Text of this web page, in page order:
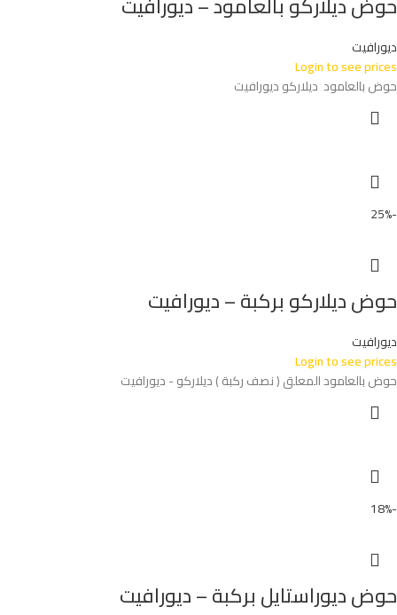
ديورافيت
Login to see prices
حوض بالعامود ديلاركو ديورافيت
-25%
حوض ديلاركو بركبة – ديورافيت
ديورافيت
Login to see prices
حوض بالعامود المعلق ( نصف ركبة ) ديلاركو - ديورافيت
-18%
حوض ديوراستايل بركبة – ديورافيت